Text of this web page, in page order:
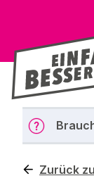
Zurück